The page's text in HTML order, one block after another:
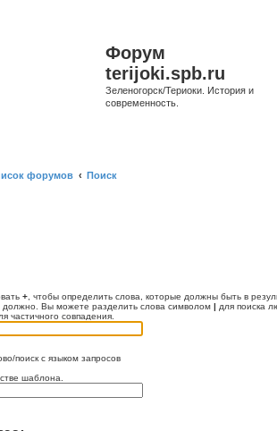
Форум
terijoki.spb.ru
Зеленогорск/Териоки. История и
современность.
форумов Поиск
+ , чтобы определить слова, которые должны быть в
должно. Вы можете разделить слова символом | для поиска
частичного совпадения.
поиск с языком запросов
шаблона.